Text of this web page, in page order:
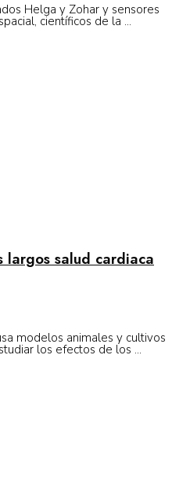
Helga y Zohar y sensores
científicos de la ...
largos salud cardiaca
modelos animales y cultivos
los efectos de los ...